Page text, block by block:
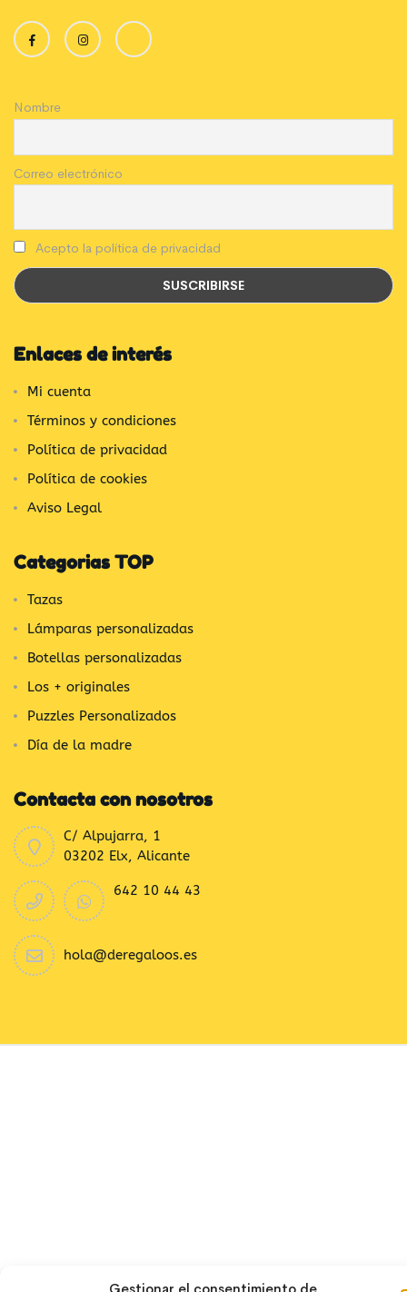
Nombre
Correo electrónico
Acepto la política de privacidad
Enlaces de interés
Mi cuenta
Términos y condiciones
Política de privacidad
Política de cookies
Aviso Legal
Categorias TOP
Tazas
Lámparas personalizadas
Botellas personalizadas
Los + originales
Puzzles Personalizados
Día de la madre
Contacta con nosotros
C/ Alpujarra, 1
03202 Elx, Alicante
642 10 44 43
hola@deregaloos.es